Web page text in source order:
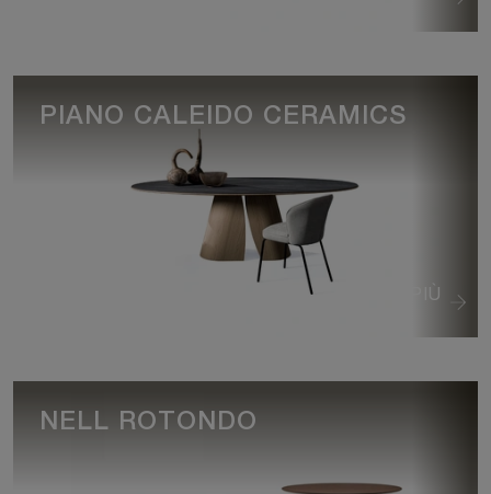
VEDI DI PIÙ
PIANO CALEIDO CERAMICS
NELL ROTONDO